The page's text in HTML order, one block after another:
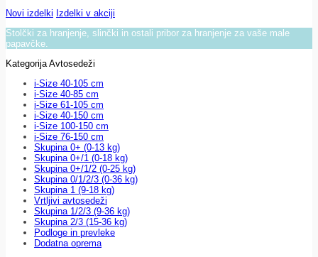
Novi izdelki Izdelki v akciji
Stolčki za hranjenje, slinčki in ostali pribor za hranjenje za vaše male
papavčke.
Kategorija Avtosedeži
i-Size 40-105 cm
i-Size 40-85 cm
i-Size 61-105 cm
i-Size 40-150 cm
i-Size 100-150 cm
i-Size 76-150 cm
Skupina 0+ (0-13 kg)
Skupina 0+/1 (0-18 kg)
Skupina 0+/1/2 (0-25 kg)
Skupina 0/1/2/3 (0-36 kg)
Skupina 1 (9-18 kg)
Vrtljivi avtosedeži
Skupina 1/2/3 (9-36 kg)
Skupina 2/3 (15-36 kg)
Podloge in prevleke
Dodatna oprema